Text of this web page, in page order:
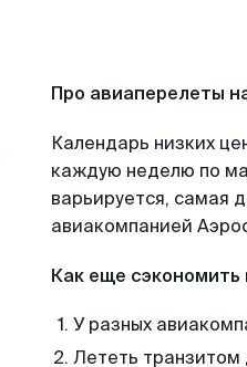
Про авиаперелеты
Календарь низких
каждую неделю по
варьируется, самая
авиакомпанией
Как еще сэкономить
У разных
Лететь транзитом